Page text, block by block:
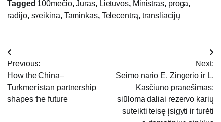
Tagged 100mečio, Juras, Lietuvos, Ministras, proga,
radijo, sveikina, Taminkas, Telecentrą, transliacijų
Navigacija
tarp
įrašų
Previous:
How the China–
Turkmenistan partnership
shapes the future
Next:
Seimo nario E. Zingerio ir L.
Kasčiūno pranešimas:
siūloma daliai rezervo karių
suteikti teisę įsigyti ir turėti